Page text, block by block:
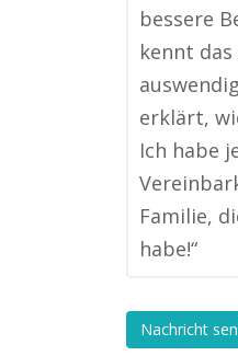
bessere
kennt
erklärt,
Ich habe
Familie,
habe!“
Nachricht